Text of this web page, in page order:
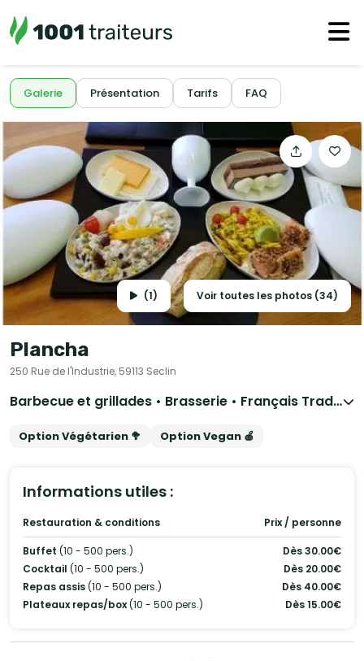
Galerie Présentation Tarifs FAQ
(1) Voir toutes les photos (34)
Plancha
250 Rue de l'Industrie, 59113 Seclin
Barbecue et grillades • Brasserie • Français Traditionnel
Option Végétarien 🥦 Option Vegan 🍎
Informations utiles :
Restauration & conditions Prix / personne
Buffet (10 - 500 pers.)
Dès 30.00€
Cocktail (10 - 500 pers.)
Dès 20.00€
Repas assis(10 - 500 pers.)
Dès 40.00€
Plateaux repas/box(10 - 500 pers.) Dès 15.00€